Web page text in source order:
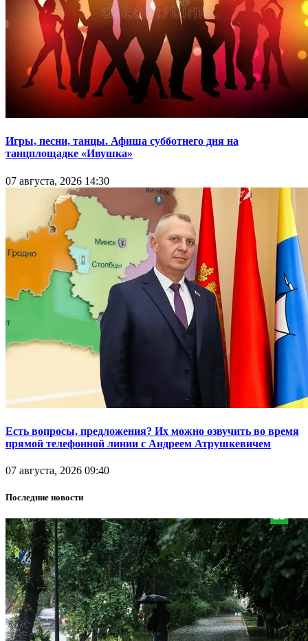
Игры, песни, танцы. Афиша субботнего дня на
танцплощадке «Ивушка»
07 августа, 2026 14:30
Есть вопросы, предложения? Их можно озвучить во время
прямой телефонной линии с Андреем Атрушкевичем
07 августа, 2026 09:40
Последние новости